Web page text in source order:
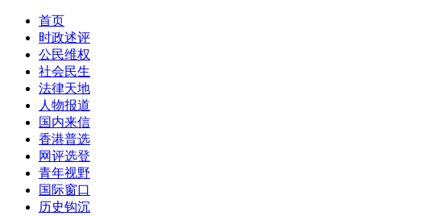
首页
时政述评
公民维权
社会民生
法律天地
人物报道
国内来信
香港普选
网评选登
青年视野
国际窗口
历史钩沉